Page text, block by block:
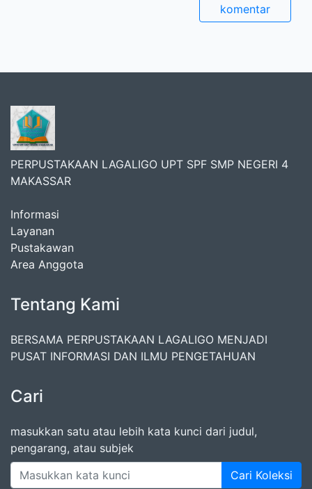
komentar
PERPUSTAKAAN LAGALIGO UPT SPF SMP NEGERI 4
MAKASSAR
Informasi
Layanan
Pustakawan
Area Anggota
Tentang Kami
BERSAMA PERPUSTAKAAN LAGALIGO MENJADI
PUSAT INFORMASI DAN ILMU PENGETAHUAN
Cari
masukkan satu atau lebih kata kunci dari judul,
pengarang, atau subjek
Cari Koleksi